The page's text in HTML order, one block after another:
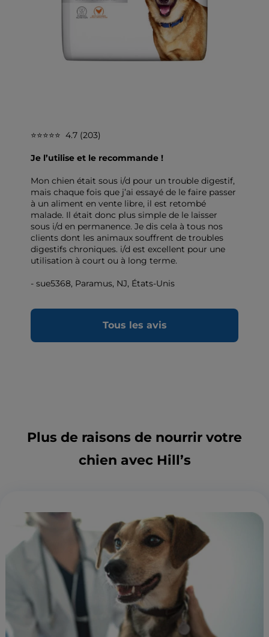
⭐⭐⭐⭐⭐ 4.7 (203)
Je l’utilise et le recommande !
Mon chien était sous i/d pour un trouble digestif,
mais chaque fois que j’ai essayé de le faire passer
à un aliment en vente libre, il est retombé
malade. Il était donc plus simple de le laisser
sous i/d en permanence. Je dis cela à tous nos
clients dont les animaux souffrent de troubles
digestifs chroniques. i/d est excellent pour une
utilisation à court ou à long terme.
- sue5368, Paramus, NJ, États-Unis
Tous les avis
Plus de raisons de nourrir votre
chien avec Hill’s